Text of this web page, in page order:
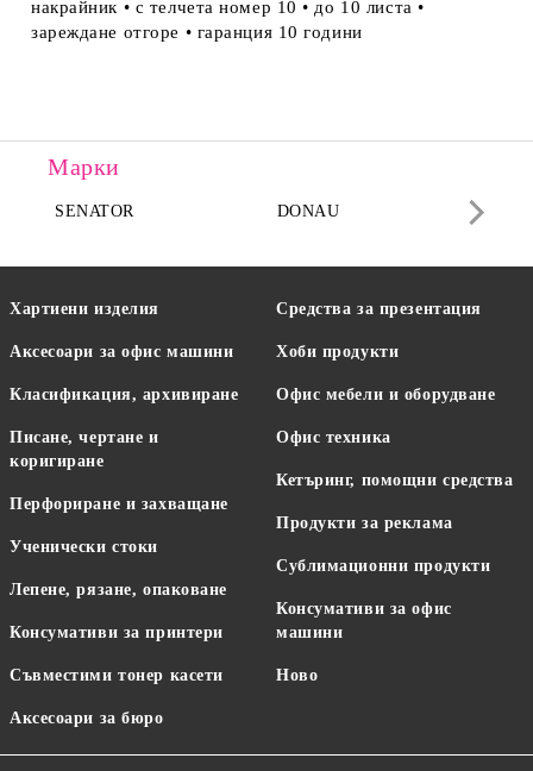
накрайник • с телчета номер 10 • до 10 листа •
зареждане отгоре • гаранция 10 години
Марки
SENATOR DONAU
Хартиени изделия
Аксесоари за офис машини
Класификация, архивиране
Писане, чертане и
коригиране
Перфориране и захващане
Ученически стоки
Лепене, рязане, опаковане
Консумативи за принтери
Съвместими тонер касети
Аксесоари за бюро
Средства за презентация
Хоби продукти
Офис мебели и оборудване
Офис техника
Кетъринг, помощни средства
Продукти за реклама
Сублимационни продукти
Консумативи за офис
машини
Ново